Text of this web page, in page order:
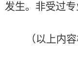
发生。非受过
（以上内